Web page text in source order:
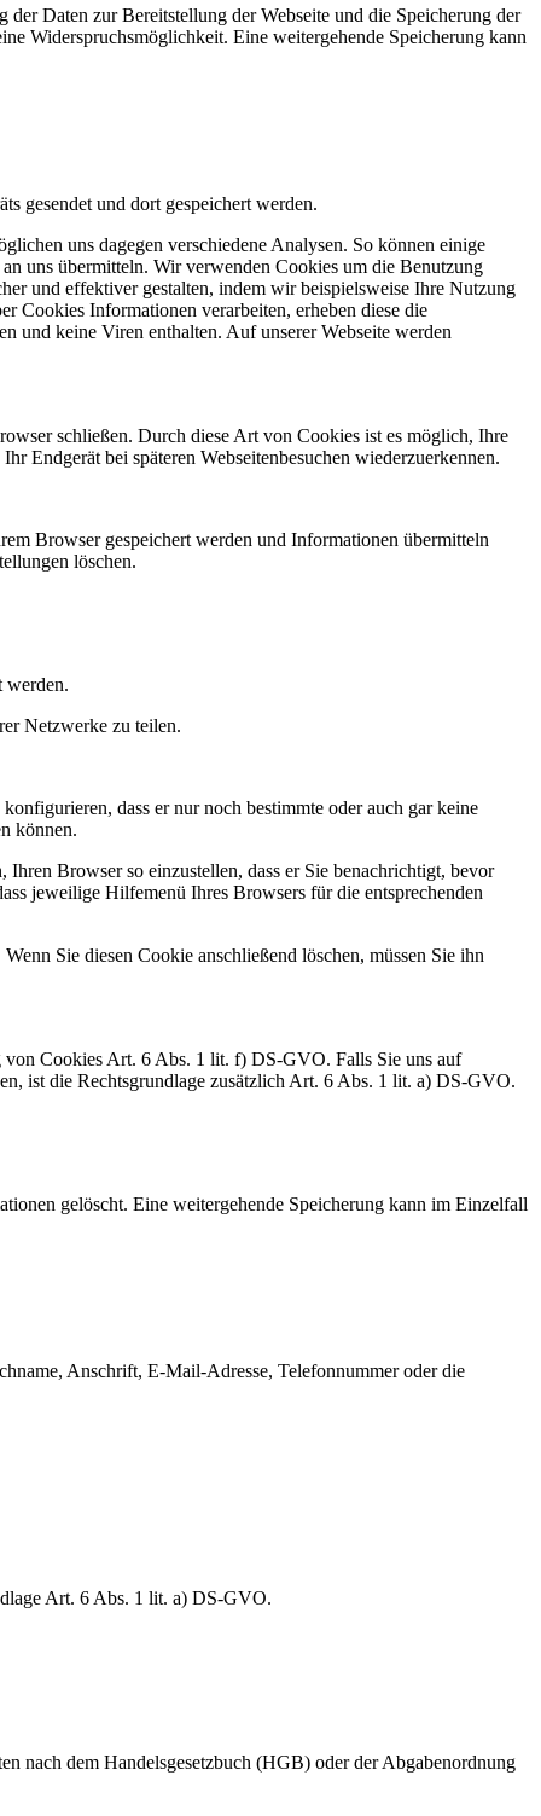
Daten zur Bereitstellung der Webseite und die Speicherung der
Widerspruchsmöglichkeit. Eine weitergehende Speicherung kann
gesendet und dort gespeichert werden.
uns dagegen verschiedene Analysen. So können einige
uns übermitteln. Wir verwenden Cookies um die Benutzung
und effektiver gestalten, indem wir beispielsweise Ihre Nutzung
Cookies Informationen verarbeiten, erheben diese die
und keine Viren enthalten. Auf unserer Webseite werden
schließen. Durch diese Art von Cookies ist es möglich, Ihre
Endgerät bei späteren Webseitenbesuchen wiederzuerkennen.
Browser gespeichert werden und Informationen übermitteln
löschen.
werden.
Netzwerke zu teilen.
dass er nur noch bestimmte oder auch gar keine
können.
Browser so einzustellen, dass er Sie benachrichtigt, bevor
jeweilige Hilfemenü Ihres Browsers für die entsprechenden
Sie diesen Cookie anschließend löschen, müssen Sie ihn
von Cookies Art. 6 Abs. 1 lit. f) DS-GVO. Falls Sie uns auf
ist die Rechtsgrundlage zusätzlich Art. 6 Abs. 1 lit. a) DS-GVO.
gelöscht. Eine weitergehende Speicherung kann im Einzelfall
Anschrift, E-Mail-Adresse, Telefonnummer oder die
Art. 6 Abs. 1 lit. a) DS-GVO.
nach dem Handelsgesetzbuch (HGB) oder der Abgabenordnung